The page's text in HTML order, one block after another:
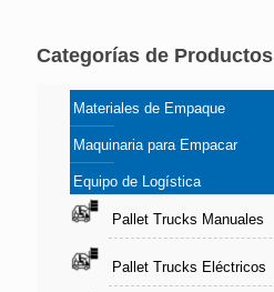
Categorías de Productos
Materiales de Empaque
Maquinaria para Empacar
Equipo de Logística
Pallet Trucks Manuales
Pallet Trucks Eléctricos